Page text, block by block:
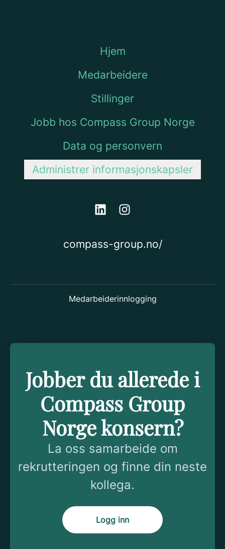
Hjem
Medarbeidere
Stillinger
Jobb hos Compass Group Norge
Data og personvern
Administrer informasjonskapsler
compass-group.no/
Medarbeiderinnlogging
Jobber du allerede i
Compass Group
Norge konsern?
La oss samarbeide om
rekrutteringen og finne din neste
kollega.
Logg inn